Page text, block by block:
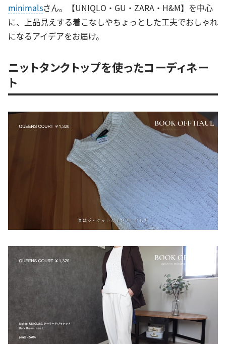
minimalsさん。【UNIQLO・GU・ZARA・H&M】を中心
に、上品見えする着こなしやちょっとした工夫でおしゃれ
になるアイデアをお届け。
ニットタンクトップを使ったコーディネー
ト